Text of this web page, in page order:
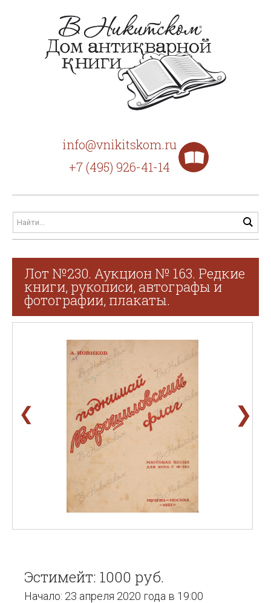
info@vnikitskom.ru
+7 (495) 926-41-14
Лот №230. Аукцион № 163. Редкие
книги, рукописи, автографы и
фотографии, плакаты.
❮ ❯
Эстимейт: 1000 руб.
Начало: 23 апреля 2020 года в 19:00